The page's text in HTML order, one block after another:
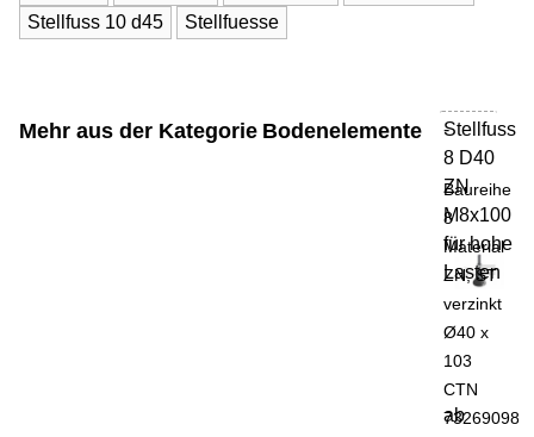
Stellfuss 10 d45
Stellfuesse
Mehr aus der Kategorie Bodenelemente
Stellfuss
8 D40
ZN
M8x100
für hohe
Lasten
-
Baureihe
8
Material
ZN, ST
verzinkt
Ø40 x
103
CTN
73269098
ab